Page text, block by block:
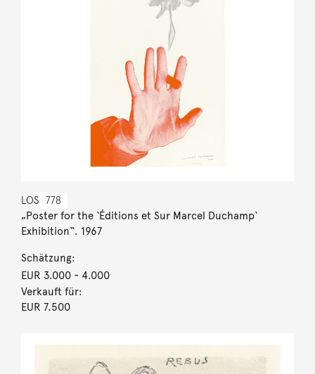
LOS 778
„Poster for the ‘Éditions et Sur Marcel Duchamp‘
Exhibition“. 1967
Schätzung:
EUR 3.000- 4.000
Verkauft für:
EUR 7.500